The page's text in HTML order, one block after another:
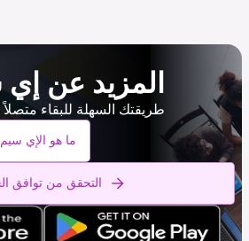
المزيد عن
طريقتك السهلة للبقاء
ما هو الإي سيم
التحقق من توافق